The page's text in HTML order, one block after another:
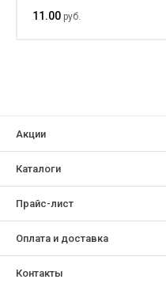
11.00 руб.
Акции
Каталоги
Прайс-лист
Оплата и доставка
Контакты